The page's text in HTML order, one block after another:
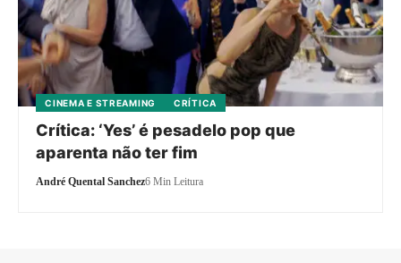
CINEMA E STREAMING CRÍTICA
Crítica: ‘Yes’ é pesadelo pop que
aparenta não ter fim
André Quental Sanchez6 Min Leitura